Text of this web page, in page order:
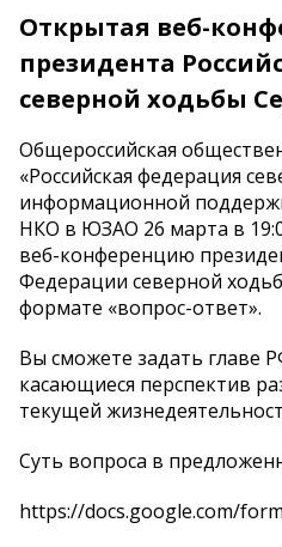
Открытая веб-
президента
северной ходьбы
Общероссийская
«Российская федерация
информационной
НКО в ЮЗАО 26 марта в
веб-конференцию
Федерации северной
формате «вопрос-ответ».
Вы сможете задать главе
касающиеся перспектив
текущей
Суть вопроса в
https://docs.google.com/